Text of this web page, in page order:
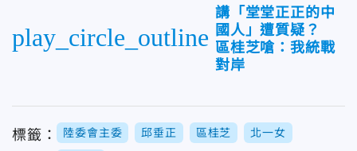
play_circle_outline
講「堂堂正正的中
國人」遭質疑？
區桂芝嗆：我統戰
對岸
標籤： 陸委會主委 邱垂正 區桂芝 北一女